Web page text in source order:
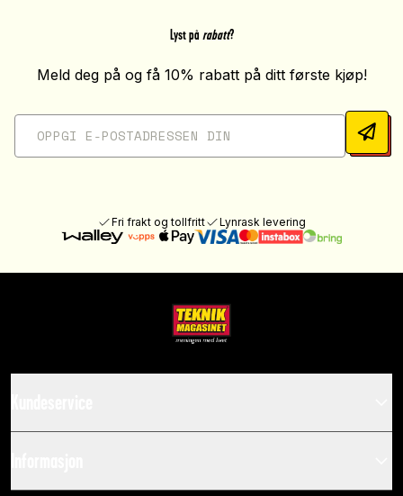
Lyst på rabatt?
Meld deg på og få 10% rabatt på ditt første kjøp!
Fri frakt og tollfritt Lynrask levering